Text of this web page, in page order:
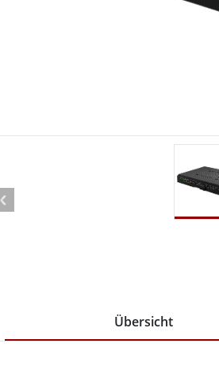
Android Fahrzeugmontierte Computer
Übersicht